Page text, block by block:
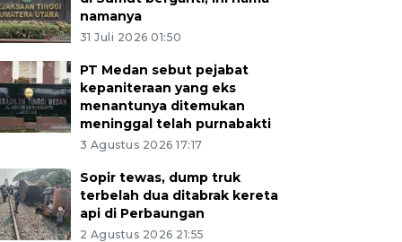
namanya
31 Juli 2026 01:50
PT Medan sebut pejabat
kepaniteraan yang eks
menantunya ditemukan
meninggal telah purnabakti
3 Agustus 2026 17:17
Sopir tewas, dump truk
terbelah dua ditabrak kereta
api di Perbaungan
2 Agustus 2026 21:55